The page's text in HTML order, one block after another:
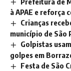
à APAE e reforça
Crianças
município de São
Golpistas
golpes em
Festa de São